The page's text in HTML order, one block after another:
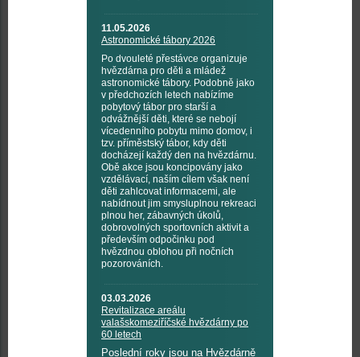
11.05.2026
Astronomické tábory 2026
Po dvouleté přestávce organizuje
hvězdárna pro děti a mládež
astronomické tábory. Podobně jako
v předchozích letech nabízíme
pobytový tábor pro starší a
odvážnější děti, které se nebojí
vícedenního pobytu mimo domov, i
tzv. příměstský tábor, kdy děti
docházejí každý den na hvězdárnu.
Obě akce jsou koncipovány jako
vzdělávací, naším cílem však není
děti zahlcovat informacemi, ale
nabídnout jim smysluplnou rekreaci
plnou her, zábavných úkolů,
dobrovolných sportovních aktivit a
především odpočinku pod
hvězdnou oblohou při nočních
pozorováních.
03.03.2026
Revitalizace areálu
valašskomeziříčské hvězdárny po
60 letech
Poslední roky jsou na Hvězdárně